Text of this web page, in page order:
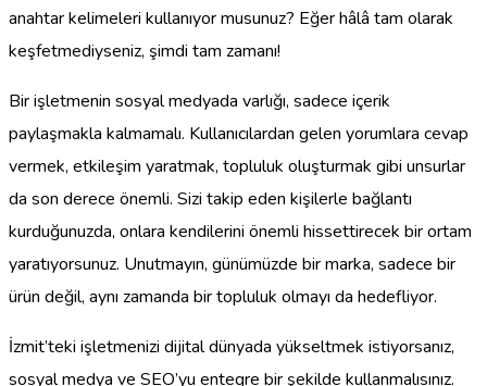
anahtar kelimeleri kullanıyor musunuz? Eğer hâlâ tam olarak
keşfetmediyseniz, şimdi tam zamanı!
Bir işletmenin sosyal medyada varlığı, sadece içerik
paylaşmakla kalmamalı. Kullanıcılardan gelen yorumlara cevap
vermek, etkileşim yaratmak, topluluk oluşturmak gibi unsurlar
da son derece önemli. Sizi takip eden kişilerle bağlantı
kurduğunuzda, onlara kendilerini önemli hissettirecek bir ortam
yaratıyorsunuz. Unutmayın, günümüzde bir marka, sadece bir
ürün değil, aynı zamanda bir topluluk olmayı da hedefliyor.
İzmit’teki işletmenizi dijital dünyada yükseltmek istiyorsanız,
sosyal medya ve SEO’yu entegre bir şekilde kullanmalısınız.